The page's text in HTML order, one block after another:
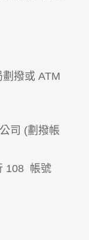
撥或 ATM
司 (劃撥帳
108 帳號